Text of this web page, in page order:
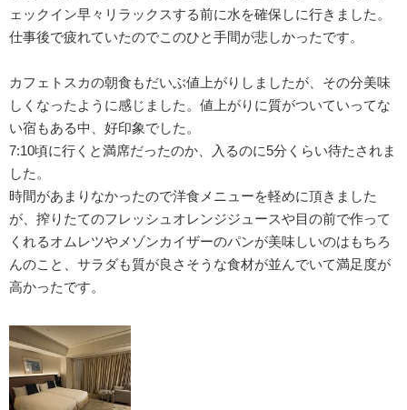
ェックイン早々リラックスする前に水を確保しに行きました。
仕事後で疲れていたのでこのひと手間が悲しかったです。
カフェトスカの朝食もだいぶ値上がりしましたが、その分美味
しくなったように感じました。値上がりに質がついていってな
い宿もある中、好印象でした。
7:10頃に行くと満席だったのか、入るのに5分くらい待たされま
した。
時間があまりなかったので洋食メニューを軽めに頂きました
が、搾りたてのフレッシュオレンジジュースや目の前で作って
くれるオムレツやメゾンカイザーのパンが美味しいのはもちろ
んのこと、サラダも質が良さそうな食材が並んでいて満足度が
高かったです。